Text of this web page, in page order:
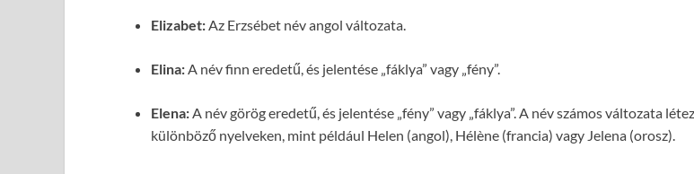
Elizabet: Az Erzsébet név angol változata.
Elina: A név finn eredetű, és jelentése „fáklya” vagy „fény”.
Elena: A név görög eredetű, és jelentése „fény” vagy „fáklya”. A név számos változata
különböző nyelveken, mint például Helen (angol), Hélène (francia) vagy Jelena (orosz).